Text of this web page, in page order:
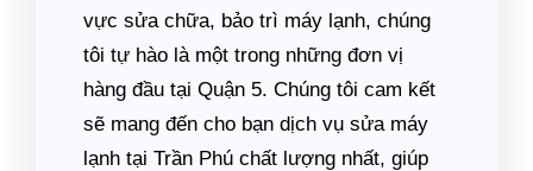
vực sửa chữa, bảo trì máy lạnh, chúng
tôi tự hào là một trong những đơn vị
hàng đầu tại Quận 5. Chúng tôi cam kết
sẽ mang đến cho bạn dịch vụ sửa máy
lạnh tại Trần Phú chất lượng nhất, giúp